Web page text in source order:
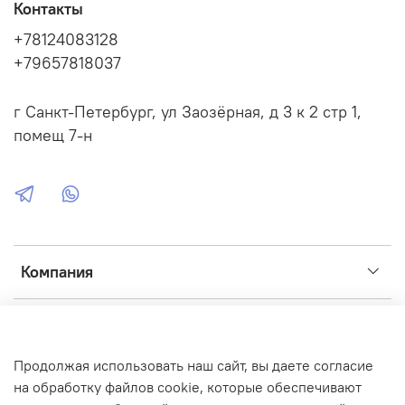
Компания
Контакты
+78124083128
+79657818037
г Санкт-Петербург, ул Заозёрная, д 3 к 2 стр 1,
помещ 7-н
Интернет-магазин создан на inSales
Продолжая использовать наш сайт, вы даете согласие
на обработку файлов cookie, которые обеспечивают